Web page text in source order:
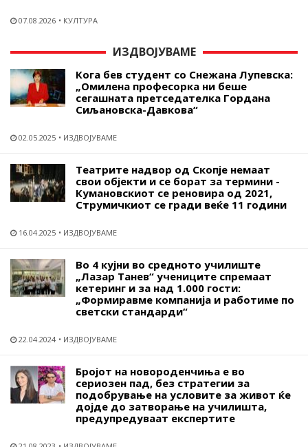
07.08.2026 КУЛТУРА
ИЗДВОЈУВАМЕ
Кога бев студент со Снежана Лупевска:
„Омилена професорка ни беше
сегашната претседателка Гордана
Сиљановска-Давкова“
02.05.2025 ИЗДВОЈУВАМЕ
Театрите надвор од Скопје немаат
свои објекти и се борат за термини -
Кумановскиот се реновира од 2021,
Струмичкиот се гради веќе 11 години
16.04.2025 ИЗДВОЈУВАМЕ
Во 4 кујни во средното училиште
„Лазар Танев“ учениците спремаат
кетеринг и за над 1.000 гости:
„Формиравме компанија и работиме по
светски стандарди“
22.04.2024 ИЗДВОЈУВАМЕ
Бројот на новороденчиња е во
сериозен пад, без стратегии за
подобрување на условите за живот ќе
дојде до затворање на училишта,
предупредуваат експертите